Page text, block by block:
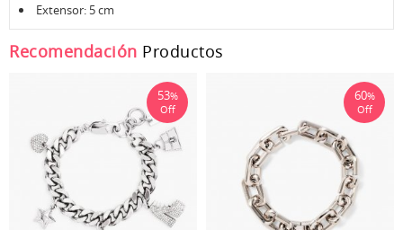
Extensor: 5 cm
Recomendación Productos
53%
Off
60%
Off